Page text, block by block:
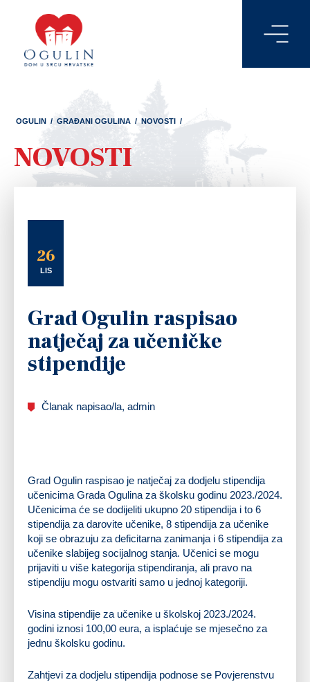
OGULIN / GRAĐANI OGULINA / NOVOSTI /
NOVOSTI
26
LIS
Grad Ogulin raspisao
natječaj za učeničke
stipendije
Članak napisao/la, admin
Grad Ogulin raspisao je natječaj za dodjelu stipendija
učenicima Grada Ogulina za školsku godinu 2023./2024.
Učenicima će se dodijeliti ukupno 20 stipendija i to 6
stipendija za darovite učenike, 8 stipendija za učenike
koji se obrazuju za deficitarna zanimanja i 6 stipendija za
učenike slabijeg socijalnog stanja. Učenici se mogu
prijaviti u više kategorija stipendiranja, ali pravo na
stipendiju mogu ostvariti samo u jednoj kategoriji.
Visina stipendije za učenike u školskoj 2023./2024.
godini iznosi 100,00 eura, a isplaćuje se mjesečno za
jednu školsku godinu.
Zahtjevi za dodjelu stipendija podnose se Povjerenstvu